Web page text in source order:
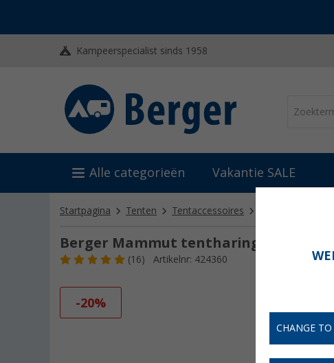
Kampeerspecialist sinds 1958
Alle categorieën Vakantie SALE
Startpagina Tenten Tentaccessoires
Berger Mammut tentharing 2-pak
(16) Artikelnr: 424360
-20%
CHANGE